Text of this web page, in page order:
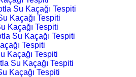
Su Kaçağı Tespiti
Kaçağı Tespiti
Kaçağı Tespiti
Su Kaçağı Tespiti
Tespiti
Kaçağı Tespiti
Su Kaçağı Tespiti
Kaçağı Tespiti